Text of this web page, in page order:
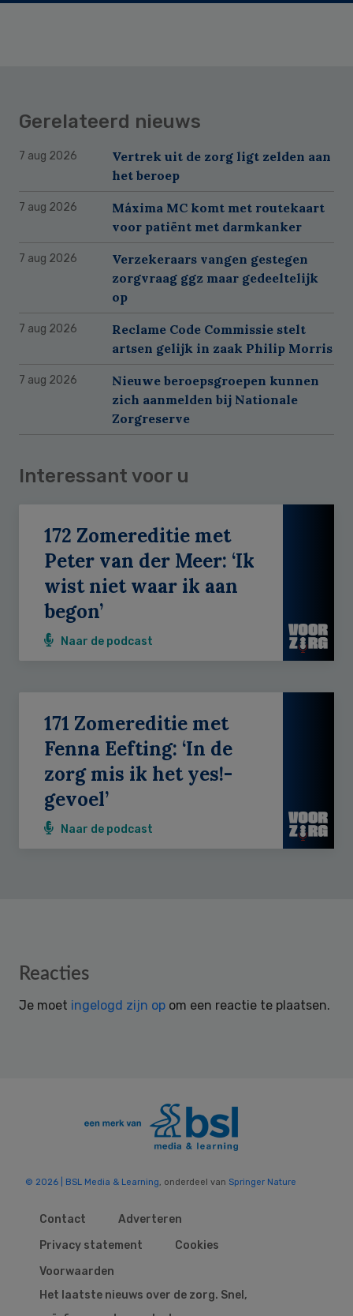
Gerelateerd nieuws
7 aug 2026
Vertrek uit de zorg ligt zelden aan
het beroep
7 aug 2026
Máxima MC komt met routekaart
voor patiënt met darmkanker
7 aug 2026
Verzekeraars vangen gestegen
zorgvraag ggz maar gedeeltelijk
op
7 aug 2026
Reclame Code Commissie stelt
artsen gelijk in zaak Philip Morris
7 aug 2026
Nieuwe beroepsgroepen kunnen
zich aanmelden bij Nationale
Zorgreserve
Interessant voor u
172 Zomereditie met
Peter van der Meer: ‘Ik
wist niet waar ik aan
begon’
Naar de podcast
171 Zomereditie met
Fenna Eefting: ‘In de
zorg mis ik het yes!-
gevoel’
Naar de podcast
Reader
Reacties
Je moet ingelogd zijn op om een reactie te plaatsen.
© 2026 | BSL Media & Learning, onderdeel van Springer Nature
Contact
Adverteren
Privacy statement
Cookies
Voorwaarden
Het laatste nieuws over de zorg. Snel,